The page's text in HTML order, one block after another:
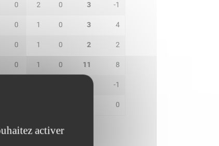
0 2 0 3 -1
0 1 0 3 4
0 1 0 2 2
0 1 0 11 8
-1
0
activer